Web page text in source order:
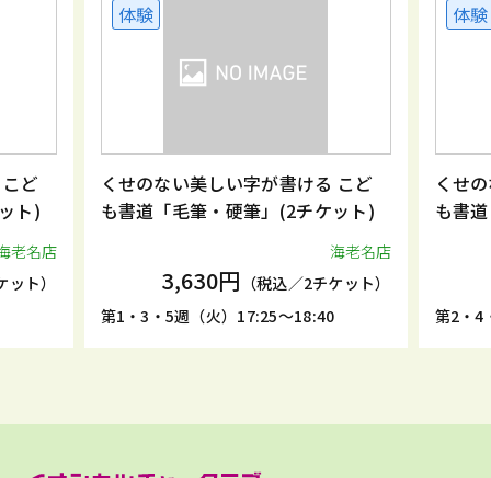
ど
ト)
老名店
ト）
体験
くせのない美しい字が書ける こど
も書道「毛筆・硬筆」(2チケット)
海老名店
3,630円 （税込／2チケット）
第1・3・5週（火）17:25～18:40
体験
くせ
も書
第2・4